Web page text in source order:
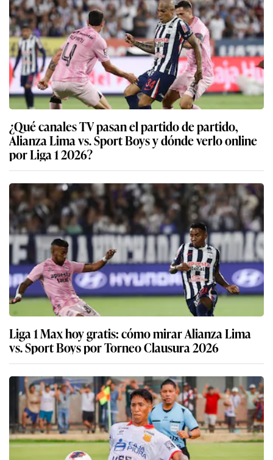
¿Qué canales TV pasan el partido de partido,
Alianza Lima vs. Sport Boys y dónde verlo online
por Liga 1 2026?
Liga 1 Max hoy gratis: cómo mirar Alianza Lima
vs. Sport Boys por Torneo Clausura 2026